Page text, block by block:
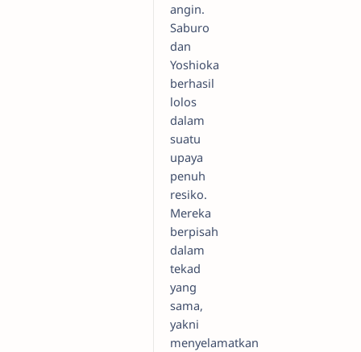
angin.
Saburo
dan
Yoshioka
berhasil
lolos
dalam
suatu
upaya
penuh
resiko.
Mereka
berpisah
dalam
tekad
yang
sama,
yakni
menyelamatkan